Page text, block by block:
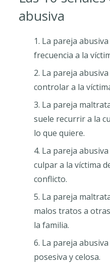
abusiva
La pareja
frecuencia a la
La pareja
controlar a la
La pareja
suele recurrir a la
lo que quiere.
La pareja
culpar a la víctima
conflicto.
La pareja
malos tratos a
la familia.
La pareja
posesiva y celosa.